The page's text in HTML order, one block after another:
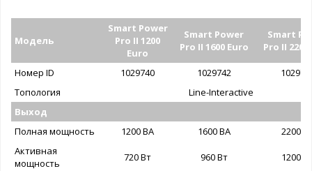
Модель
Smart Power
Pro II 1200
Euro
Smart Power
Pro II 1600 Euro
Smart
Pro II 2200
Номер ID 1029740 1029742
Топология
Line-Interactive
Выход
Полная мощность
1200 ВА 1600 ВА
2200
Активная
мощность
720 Вт 960 Вт 1200